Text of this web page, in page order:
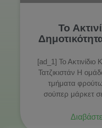
Το
[ad_1] Το Ακτινίδιο
Τατζικιστάν Η
τμήματα
σούπερ μάρκετ